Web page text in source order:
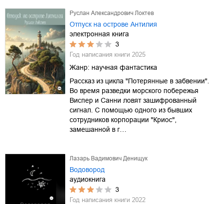
Руслан Александрович Локтев
Отпуск на острове Антилия
электронная книга
3
Год написания книги 2025
Жанр: научная фантастика
Рассказ из цикла "Потерянные в забвении".
Во время разведки морского побережья
Виспер и Санни ловят зашифрованный
сигнал. С помощью одного из бывших
сотрудников корпорации "Криос",
замешанной в г…
Лазарь Вадимович Денищук
Водовород
аудиокнига
3
Год написания книги 2022